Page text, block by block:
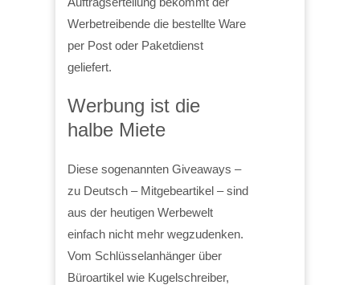
Werbetreibende die bestellte Ware
per Post oder Paketdienst
geliefert.
Werbung ist die
halbe Miete
Diese sogenannten Giveaways –
zu Deutsch – Mitgebeartikel – sind
aus der heutigen Werbewelt
einfach nicht mehr wegzudenken.
Vom Schlüsselanhänger über
Büroartikel wie Kugelschreiber,